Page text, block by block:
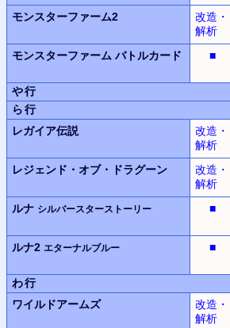
モンスターファーム2
改造・
解析
モンスターファーム バトルカード ■
や行
ら行
レガイア伝説
改造・
解析
レジェンド・オブ・ドラグーン
改造・
解析
ルナ シルバースターストーリー ■
ルナ2 エターナルブルー ■
わ行
ワイルドアームズ
改造・
解析